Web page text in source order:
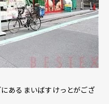
あるまいばすけっとがござ